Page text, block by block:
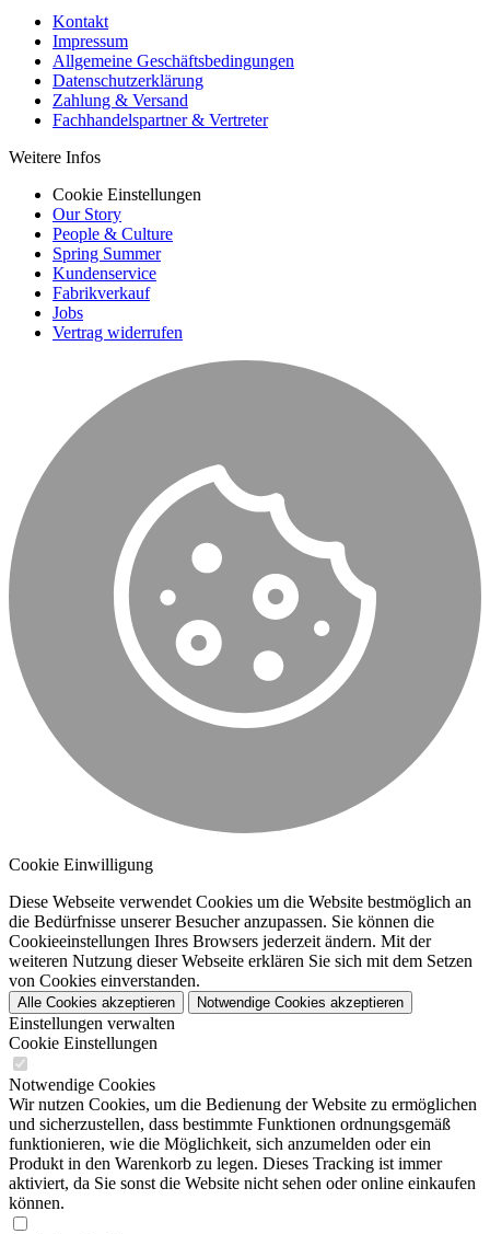
Kontakt
Impressum
Allgemeine Geschäftsbedingungen
Datenschutzerklärung
Zahlung & Versand
Fachhandelspartner & Vertreter
Weitere Infos
Cookie Einstellungen
Our Story
People & Culture
Spring Summer
Kundenservice
Fabrikverkauf
Jobs
Vertrag widerrufen
Cookie Einwilligung
Diese Webseite verwendet Cookies um die Website bestmöglich an
die Bedürfnisse unserer Besucher anzupassen. Sie können die
Cookieeinstellungen Ihres Browsers jederzeit ändern. Mit der
weiteren Nutzung dieser Webseite erklären Sie sich mit dem Setzen
von Cookies einverstanden.
Alle Cookies akzeptieren Notwendige Cookies akzeptieren
Einstellungen verwalten
Cookie Einstellungen
Notwendige Cookies
Wir nutzen Cookies, um die Bedienung der Website zu ermöglichen
und sicherzustellen, dass bestimmte Funktionen ordnungsgemäß
funktionieren, wie die Möglichkeit, sich anzumelden oder ein
Produkt in den Warenkorb zu legen. Dieses Tracking ist immer
aktiviert, da Sie sonst die Website nicht sehen oder online einkaufen
können.